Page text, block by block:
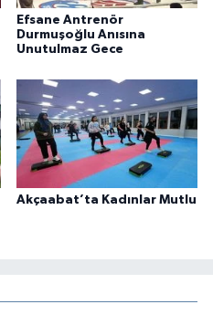
Efsane Antrenör
Durmuşoğlu Anısına
Unutulmaz Gece
Akçaabat’ta Kadınlar Mutlu